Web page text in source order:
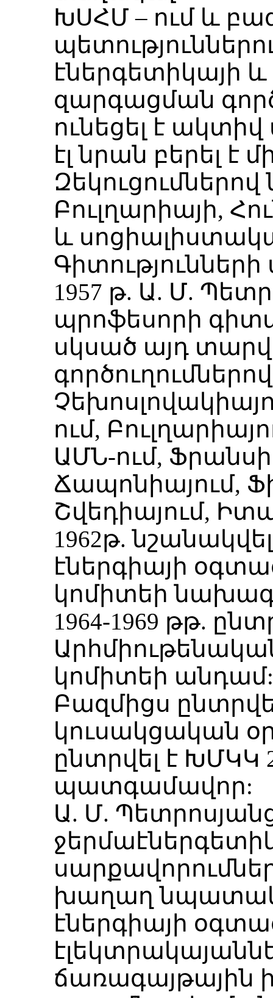
ԽՍՀՄ – ում և
էներգետիկայի
զարգացման
ունեցել է ակտիվ
էլ նրան բերել է
Բուլղարիայի,
և
1957 թ. Ա. Մ.
պրոֆեսորի
սկսած այդ
գործուղումներով
ում,
ԱՄՆ-ում,
Ճապոնիայում,
Շվեդիայում,
1962թ.
էներգիայի
կոմիտեի
1964-1969 թթ.
կոմիտեի անդամ:
Բազմիցս
կուսակցական
ընտրվել է ԽՄԿԿ
պատգամավոր:
Ա. Մ.
խաղաղ
էներգիայի
ճառագայթային